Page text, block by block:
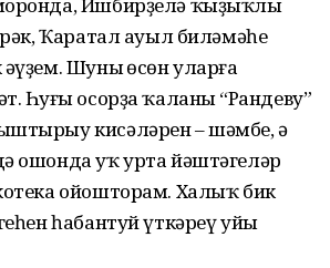
Ҡаратал ауыл биләмәһе
Шуның өсөн уларға
Һуңғы осорҙа ҡаланың “Рандеву”
кисәләрен – шәмбе, ә
ошонда уҡ урта йәштәгеләр
ойошторам. Халыҡ бик
һабантуй үткәреү уйы